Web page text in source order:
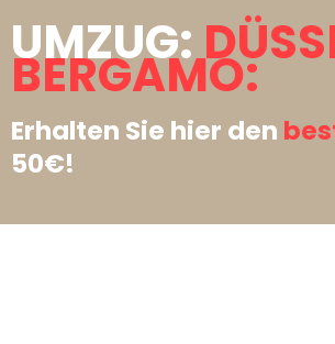
UMZUG:
BERGAMO:
Erhalten Sie hier den
50€!